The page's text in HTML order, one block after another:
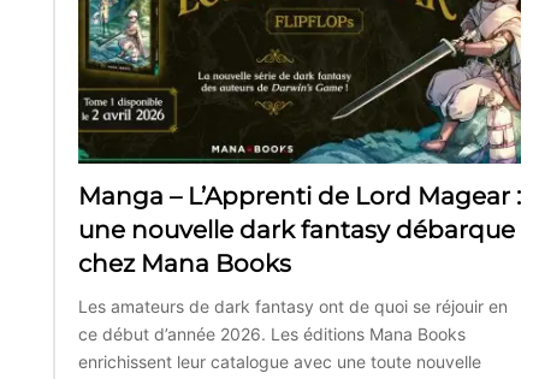
Manga – L’Apprenti de Lord Magear :
une nouvelle dark fantasy débarque
chez Mana Books
Les amateurs de dark fantasy ont de quoi se réjouir en
ce début d’année 2026. Les éditions Mana Books
enrichissent leur catalogue avec une toute nouvelle